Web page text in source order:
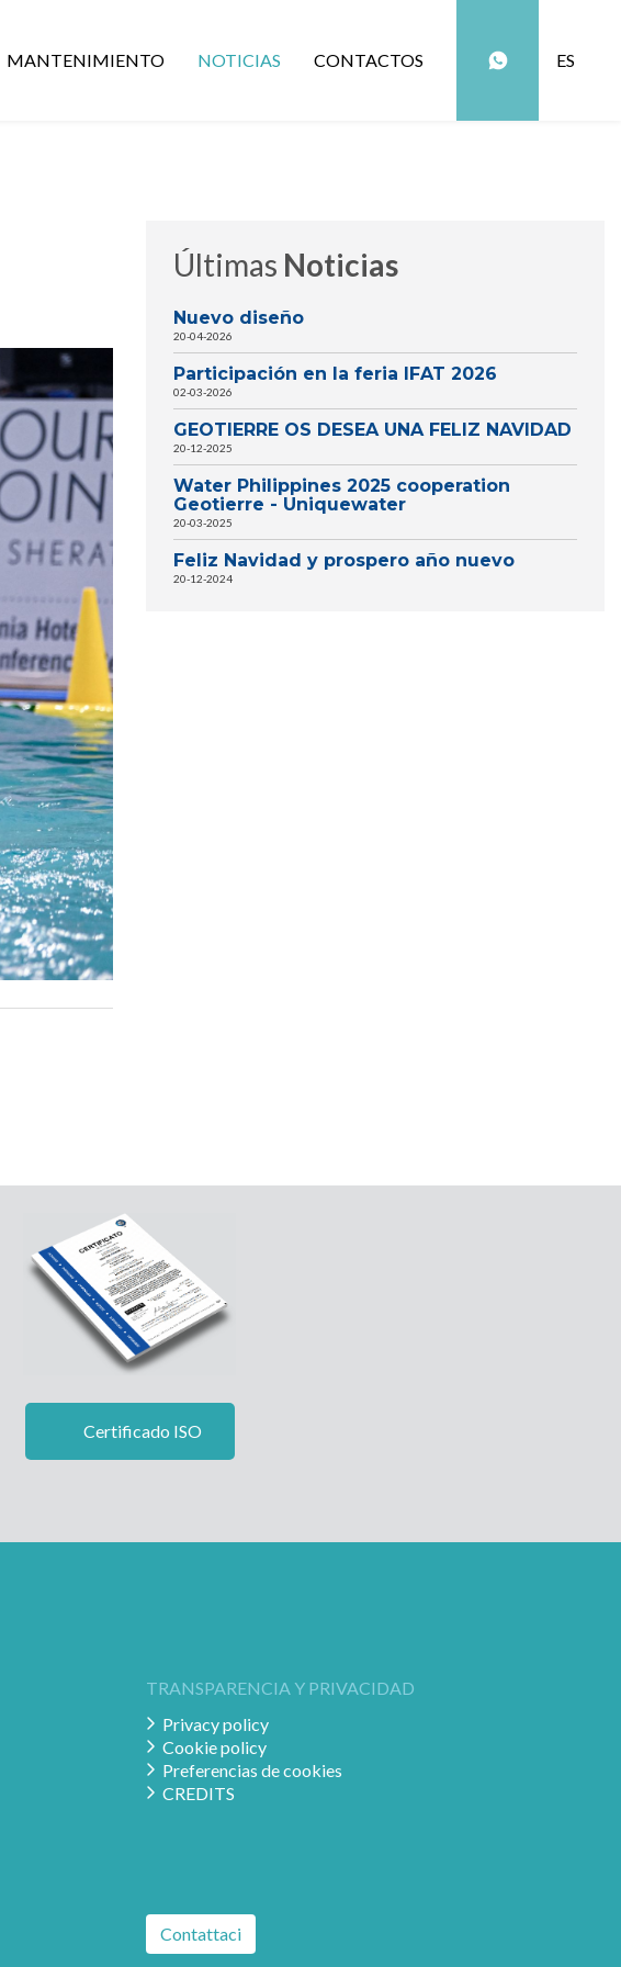
MANTENIMIENTO NOTICIAS CONTACTOS ES
Últimas Noticias
Nuevo diseño
20-04-2026
Participación en la feria IFAT 2026
02-03-2026
GEOTIERRE OS DESEA UNA FELIZ NAVIDAD
20-12-2025
Water Philippines 2025 cooperation
Geotierre - Uniquewater
20-03-2025
Feliz Navidad y prospero año nuevo
20-12-2024
Certificado ISO
TRANSPARENCIA Y PRIVACIDAD
Privacy policy
Cookie policy
Preferencias de cookies
CREDITS
Contattaci